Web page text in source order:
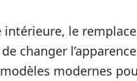
le
changer
modernes